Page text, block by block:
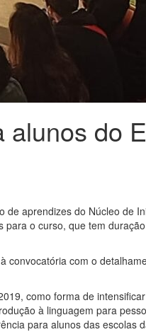
alunos do
aprendizes do Núcleo de
para o curso, que tem
convocatória com o
como forma de
à linguagem para
para alunos das escolas